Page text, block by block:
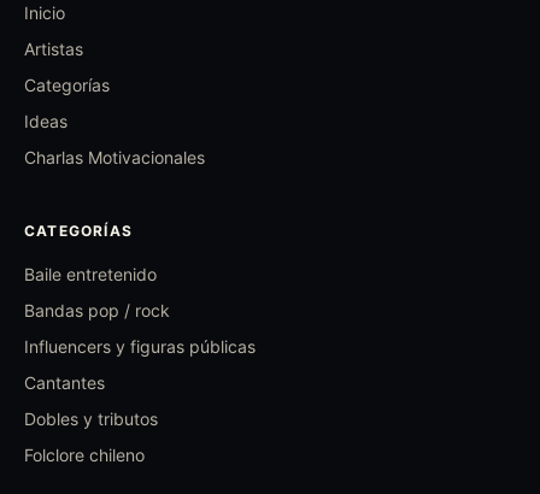
Inicio
Artistas
Categorías
Ideas
Charlas Motivacionales
CATEGORÍAS
Baile entretenido
Bandas pop / rock
Influencers y figuras públicas
Cantantes
Dobles y tributos
Folclore chileno